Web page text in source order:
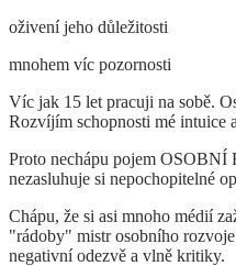
oživení jeho důležitosti
mnohem víc pozornosti
Víc jak 15 let pracuji na sobě.
Rozvíjím schopnosti mé intuice
Proto nechápu pojem
nezasluhuje si nepochopitelné
Chápu, že si asi mnoho médií
"rádoby" mistr osobního
negativní odezvě a vlně kritiky.